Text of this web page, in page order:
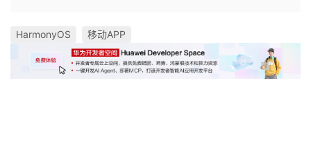
HarmonyOS 移动APP